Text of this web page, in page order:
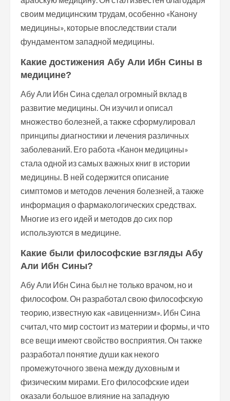
своим медицинским трудам, особенно «Канону
медицины», которые впоследствии стали
фундаментом западной медицины.
Какие достижения Абу Али Ибн Сины в
медицине?
Абу Али Ибн Сина сделал огромный вклад в
развитие медицины. Он изучил и описал
множество болезней, а также сформулировал
принципы диагностики и лечения различных
заболеваний. Его работа «Канон медицины»
стала одной из самых важных книг в истории
медицины. В ней содержится описание
симптомов и методов лечения болезней, а также
информация о фармакологических средствах.
Многие из его идей и методов до сих пор
используются в медицине.
Какие были философские взгляды Абу
Али Ибн Сины?
Абу Али Ибн Сина был не только врачом, но и
философом. Он разработал свою философскую
теорию, известную как «авиценнизм». Ибн Сина
считал, что мир состоит из материи и формы, и что
все вещи имеют свойство восприятия. Он также
разработал понятие души как некого
промежуточного звена между духовным и
физическим мирами. Его философские идеи
оказали большое влияние на западную